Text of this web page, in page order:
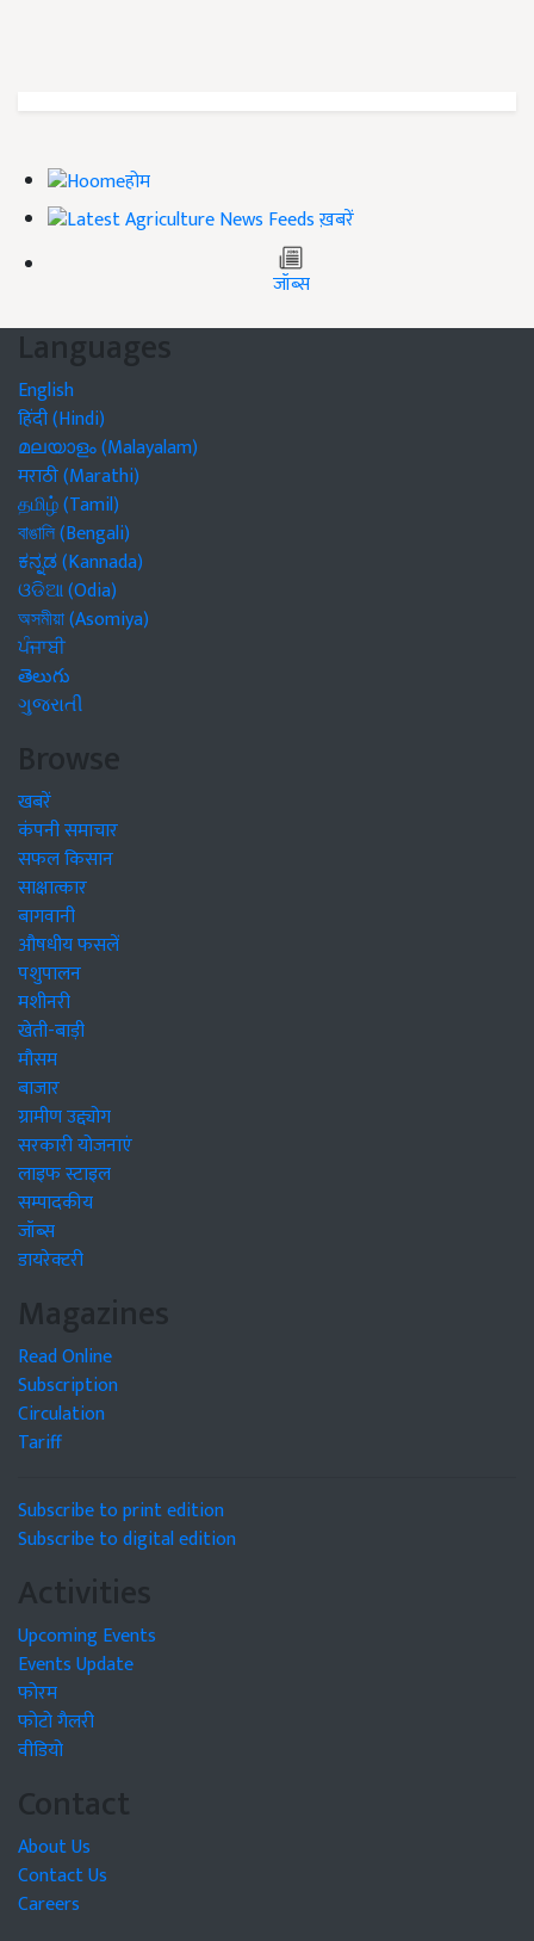
होम
ख़बरें
जॉब्स
Languages
English
हिंदी (Hindi)
മലയാളം (Malayalam)
मराठी (Marathi)
தமிழ் (Tamil)
বাঙালি (Bengali)
ಕನ್ನಡ (Kannada)
ଓଡିଆ (Odia)
অসমীয়া (Asomiya)
ਪੰਜਾਬੀ
తెలుగు
ગુજરાતી
Browse
खबरें
कंपनी समाचार
सफल किसान
साक्षात्कार
बागवानी
औषधीय फसलें
पशुपालन
मशीनरी
खेती-बाड़ी
मौसम
बाजार
ग्रामीण उद्द्योग
सरकारी योजनाएं
लाइफ स्टाइल
सम्पादकीय
जॉब्स
डायरेक्टरी
Magazines
Read Online
Subscription
Circulation
Tariff
Subscribe to print edition
Subscribe to digital edition
Activities
Upcoming Events
Events Update
फोरम
फोटो गैलरी
वीडियो
Contact
About Us
Contact Us
Careers